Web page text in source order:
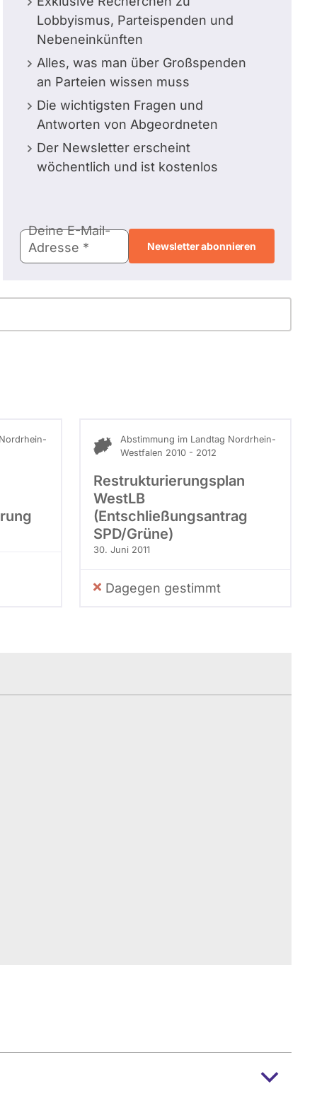
Lobbyismus, Parteispenden und
Nebeneinkünften
Alles, was man über Großspenden
an Parteien wissen muss
Die wichtigsten Fragen und
Antworten von Abgeordneten
Der Newsletter erscheint
wöchentlich und ist kostenlos
Mail-
Adresse
Deine E-Mail-
Adresse
Abstimmung im Landtag Nordrhein-
Westfalen 2010 - 2012
Restrukturierungsplan
WestLB
(Entschließungsantrag
SPD/Grüne)
30. Juni 2011
Dagegen gestimmt